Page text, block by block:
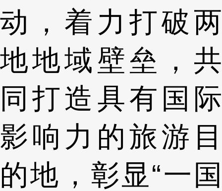
动，着力打破两
地地域壁垒，共
同打造具有国际
影响力的旅游目
的地，彰显“一国